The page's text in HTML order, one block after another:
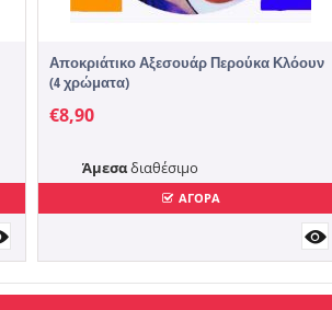
Αποκριάτικο Αξεσουάρ Περούκα Κλόουν
(4 χρώματα)
€8,90
Άμεσαδιαθέσιμο
ΑΓΟΡΑ